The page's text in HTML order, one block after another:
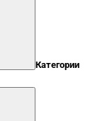
Категории